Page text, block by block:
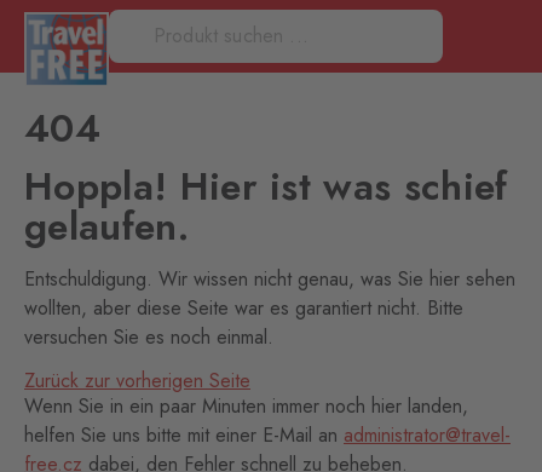
404
Hoppla! Hier ist was schief
gelaufen.
Entschuldigung. Wir wissen nicht genau, was Sie hier sehen
wollten, aber diese Seite war es garantiert nicht. Bitte
versuchen Sie es noch einmal.
Zurück zur vorherigen Seite
Wenn Sie in ein paar Minuten immer noch hier landen,
helfen Sie uns bitte mit einer E-Mail an administrator@travel-
free.cz dabei, den Fehler schnell zu beheben.